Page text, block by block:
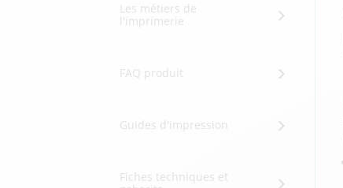
Les métiers de
l'imprimerie
FAQ produit
Guides d'impression
Fiches techniques et